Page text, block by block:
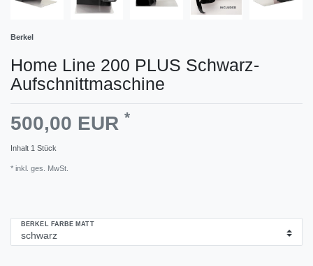
Berkel
Home Line 200 PLUS Schwarz-
Aufschnittmaschine
500,00 EUR *
Inhalt 1 Stück
* inkl. ges. MwSt.
BERKEL FARBE MATT